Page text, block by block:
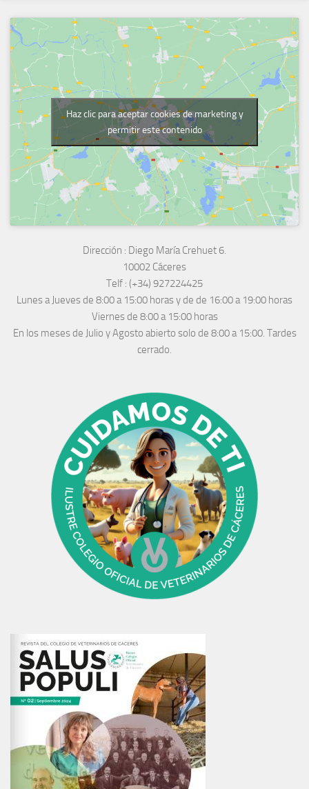
Haz clic para aceptar cookies de marketing y
permitir este contenido
Dirección : Diego María Crehuet 6.
10002 Cáceres
Telf : (+34) 927224425
Lunes a Jueves de 8:00 a 15:00 horas y de de 16:00 a 19:00 horas
Viernes de 8:00 a 15:00 horas
En los meses de Julio y Agosto abierto solo de 8:00 a 15:00. Tardes
cerrado.